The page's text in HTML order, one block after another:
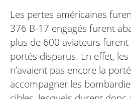
Les pertes américaines
376 B-17 engagés furent
plus de 600 aviateurs
portés disparus. En effet,
n’avaient pas encore la
accompagner les